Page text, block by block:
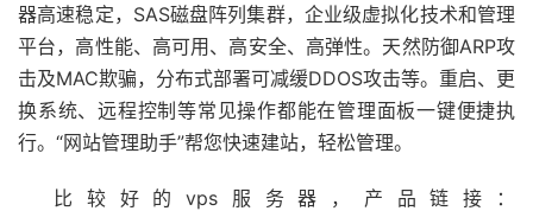
器高速稳定，SAS磁盘阵列集群，企业级虚拟化技术和管理
平台，高性能、高可用、高安全、高弹性。天然防御ARP攻
击及MAC欺骗，分布式部署可减缓DDOS攻击等。重启、更
换系统、远程控制等常见操作都能在管理面板一键便捷执
行。“网站管理助手”帮您快速建站，轻松管理。
比较好的vps服务器，产品链接：